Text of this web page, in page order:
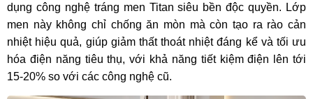
dụng công nghệ tráng men Titan siêu bền độc quyền. Lớp
men này không chỉ chống ăn mòn mà còn tạo ra rào cản
nhiệt hiệu quả, giúp giảm thất thoát nhiệt đáng kể và tối ưu
hóa điện năng tiêu thụ, với khả năng tiết kiệm điện lên tới
15-20% so với các công nghệ cũ.